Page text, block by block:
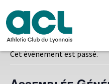
« Tous les Évènements
Cet évènement est passé.